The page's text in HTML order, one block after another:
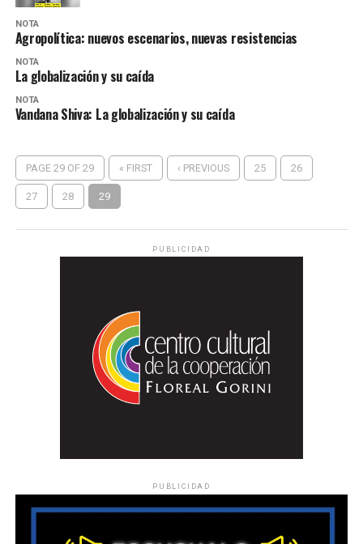
NOTA
Agropolítica: nuevos escenarios, nuevas resistencias
NOTA
La globalización y su caída
NOTA
Vandana Shiva: La globalización y su caída
PAGE 29 OF 29 « FIRST ‹ PREVIOUS 25 26
27 28 29
PUBLICIDAD
PUBLICIDAD